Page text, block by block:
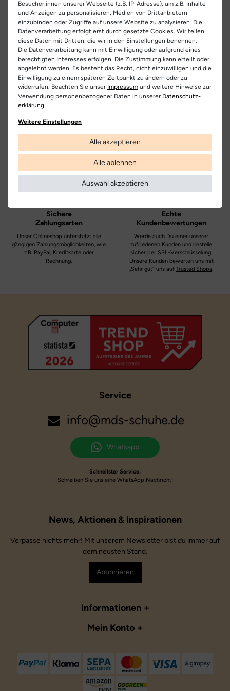
- Klettverschluss am Schaftrand zum leichten An- und
Ausziehen, der gleichzeitig für einen guten Halt sorgt
- herausnehmbare Innensohle aus Leder
- geschlossener Fersenbereich zur Lauf Unterstüzung
- weiche und äußerst biegsame Laufsohle ideak für die ersten
Gehversuche
Artikel-Nr.: 381400005
Schuhart: Sandale
Bezeichnung: Wad
Obermaterial: Nappaleder
Innenfutter:
Decksohle:
Farbe: beige
Farbbezeichnung: taupe
Verschluss: Klettverschluss
Falc Spa
C.da San Domenico 24, 62012 Civitanova Marcha Alta (MC),
Italia
00390733790790
Hersteller
Naturino
Teilen
Kostenlose
werden, in unseren Regalen liegen und
versandfertig sind.
Sichere
Zahlungsarten
Unser Onlineshop unterstützt alle
gängigen Zahlungsmöglichkeiten, wie
z.B. PayPal, Kreditkarte oder
Rechnung.
Echte
Kundenbewertungen
Werde auch Du einer unserer
zufriedenen Kunden und bestelle
sicher per SSL-Verschlüsselung.
Unsere Kunden bewerten uns mit
„Sehr gut“ uns auf Trusted Shops.
Service
info@mds-schuhe.de
Whatsapp
Schnellster Service:
Schreiben Sie uns eine WhatsApp Nachricht!
Informationen
Mein Konto
Verpasse nichts mehr! Mit unserem Newsletter bist du immer auf
dem neusten Stand.
Abonnieren
Besucher:innen unserer Webseite (z.B. IP-Adresse), um z.B. Inhalte
und Anzeigen zu personalisieren, Medien von Drittanbietern
einzubinden oder Zugriffe auf unsere Website zu analysieren. Die
Datenverarbeitung erfolgt erst durch gesetzte Cookies. Wir teilen
diese Daten mit Dritten, die wir in den Einstellungen benennen.
Die Datenverarbeitung kann mit Einwilligung oder aufgrund eines
berechtigten Interesses erfolgen. Die Zustimmung kann erteilt oder
abgelehnt werden. Es besteht das Recht, nicht einzuwilligen und die
Einwilligung zu einem späteren Zeitpunkt zu ändern oder zu
widerrufen. Beachten Sie unser Impressum und weitere Hinweise zur
Verwendung personenbezogener Daten in unserer Daten­schutz­
erklärung.
Weitere Einstellungen
Alle akzeptieren
Alle ablehnen
Auswahl akzeptieren